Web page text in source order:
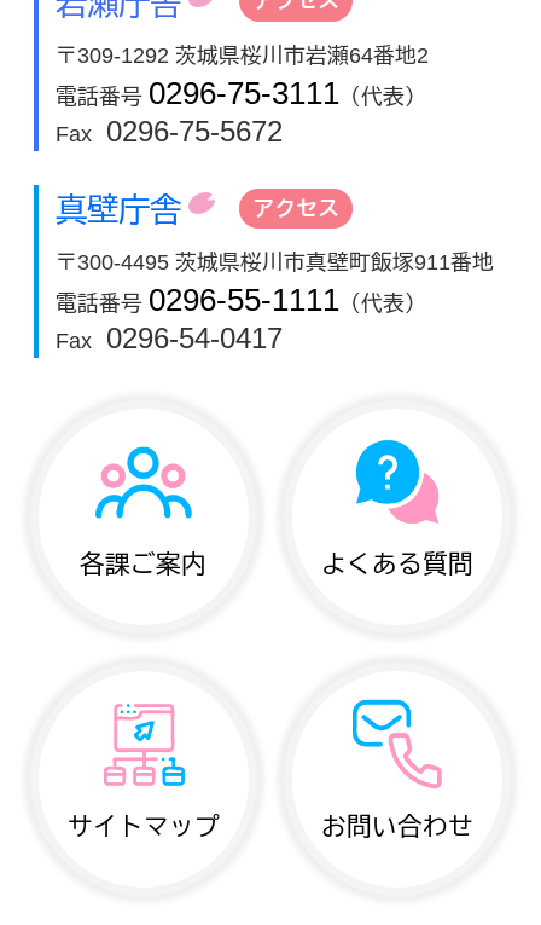
〒309-1292 茨城県桜川市岩瀬64番地2
電話番号 0296-75-3111 （代表）
Fax
0296-75-5672
真壁庁舎 アクセス
〒300-4495 茨城県桜川市真壁町飯塚911番地
電話番号 0296-55-1111 （代表）
Fax
0296-54-0417
各課ご案内 よくある質問
サイトマップ お問い合わせ